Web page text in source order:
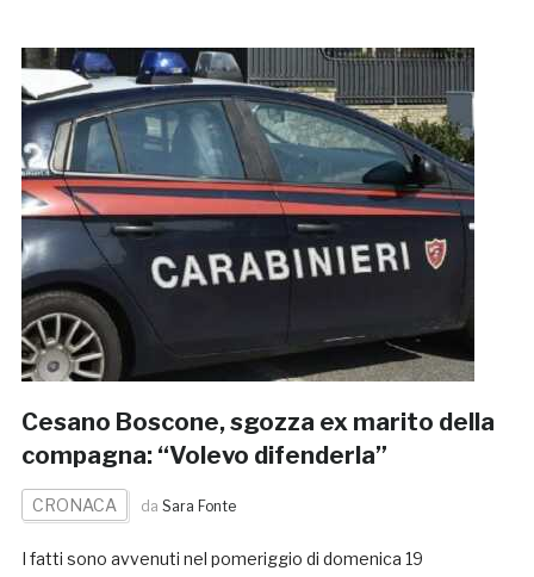
Cesano Boscone, sgozza ex marito della
compagna: “Volevo difenderla”
CRONACA da Sara Fonte
I fatti sono avvenuti nel pomeriggio di domenica 19